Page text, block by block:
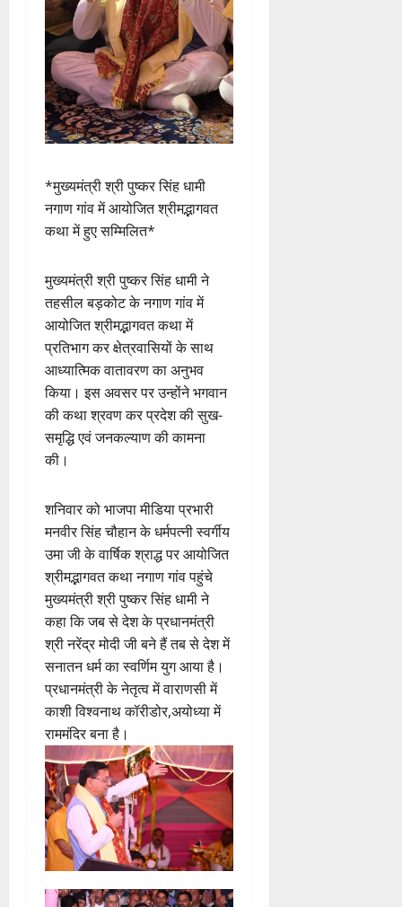
*मुख्यमंत्री श्री पुष्कर सिंह धामी
नगाण गांव में आयोजित श्रीमद्भागवत
कथा में हुए सम्मिलित*
मुख्यमंत्री श्री पुष्कर सिंह धामी ने
तहसील बड़कोट के नगाण गांव में
आयोजित श्रीमद्भागवत कथा में
प्रतिभाग कर क्षेत्रवासियों के साथ
आध्यात्मिक वातावरण का अनुभव
किया। इस अवसर पर उन्होंने भगवान
की कथा श्रवण कर प्रदेश की सुख-
समृद्धि एवं जनकल्याण की कामना
की।
शनिवार को भाजपा मीडिया प्रभारी
मनवीर सिंह चौहान के धर्मपत्नी स्वर्गीय
उमा जी के वार्षिक श्राद्ध पर आयोजित
श्रीमद्भागवत कथा नगाण गांव पहुंचे
मुख्यमंत्री श्री पुष्कर सिंह धामी ने
कहा कि जब से देश के प्रधानमंत्री
श्री नरेंद्र मोदी जी बने हैं तब से देश में
सनातन धर्म का स्वर्णिम युग आया है।
प्रधानमंत्री के नेतृत्व में वाराणसी में
काशी विश्वनाथ कॉरीडोर,अयोध्या में
राममंदिर बना है।